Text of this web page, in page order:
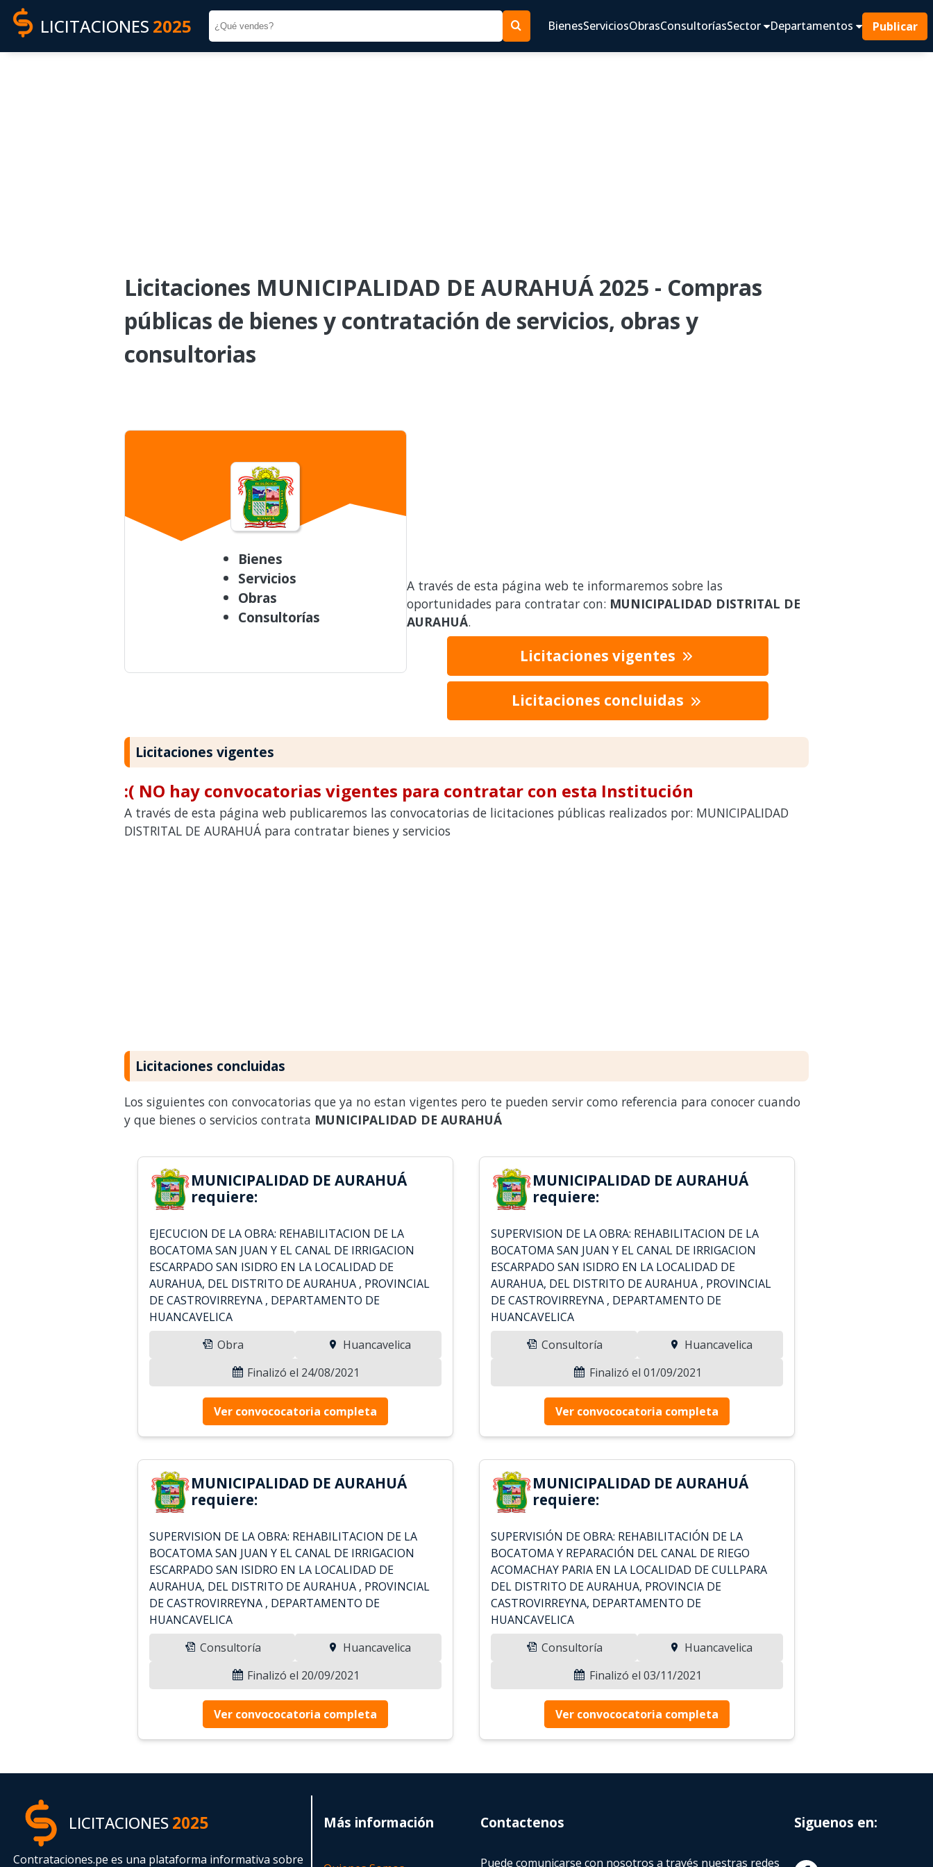
LICITACIONES 2025 BienesServiciosObrasConsultoríasSector Departamentos Publicar
Licitaciones MUNICIPALIDAD DE AURAHUÁ 2025 - Compras
públicas de bienes y contratación de servicios, obras y
consultorias
Bienes
Servicios
Obras
Consultorías
A través de esta página web te informaremos sobre las
oportunidades para contratar con: MUNICIPALIDAD DISTRITAL DE
AURAHUÁ.
Licitaciones vigentes
Licitaciones concluidas
Licitaciones vigentes
:( NO hay convocatorias vigentes para contratar con esta Institución
A través de esta página web publicaremos las convocatorias de licitaciones públicas realizados por: MUNICIPALIDAD
DISTRITAL DE AURAHUÁ para contratar bienes y servicios
Licitaciones concluidas
Los siguientes con convocatorias que ya no estan vigentes pero te pueden servir como referencia para conocer cuando
y que bienes o servicios contrata MUNICIPALIDAD DE AURAHUÁ
MUNICIPALIDAD DE AURAHUÁ
requiere:
EJECUCION DE LA OBRA: REHABILITACION DE LA
BOCATOMA SAN JUAN Y EL CANAL DE IRRIGACION
ESCARPADO SAN ISIDRO EN LA LOCALIDAD DE
AURAHUA, DEL DISTRITO DE AURAHUA , PROVINCIAL
DE CASTROVIRREYNA , DEPARTAMENTO DE
HUANCAVELICA
Obra
Huancavelica
Finalizó el 24/08/2021
Ver convococatoria completa
MUNICIPALIDAD DE AURAHUÁ
requiere:
SUPERVISION DE LA OBRA: REHABILITACION DE LA
BOCATOMA SAN JUAN Y EL CANAL DE IRRIGACION
ESCARPADO SAN ISIDRO EN LA LOCALIDAD DE
AURAHUA, DEL DISTRITO DE AURAHUA , PROVINCIAL
DE CASTROVIRREYNA , DEPARTAMENTO DE
HUANCAVELICA
Consultoría
Huancavelica
Finalizó el 01/09/2021
Ver convococatoria completa
MUNICIPALIDAD DE AURAHUÁ
requiere:
SUPERVISION DE LA OBRA: REHABILITACION DE LA
BOCATOMA SAN JUAN Y EL CANAL DE IRRIGACION
ESCARPADO SAN ISIDRO EN LA LOCALIDAD DE
AURAHUA, DEL DISTRITO DE AURAHUA , PROVINCIAL
DE CASTROVIRREYNA , DEPARTAMENTO DE
HUANCAVELICA
Consultoría
Huancavelica
Finalizó el 20/09/2021
Ver convococatoria completa
MUNICIPALIDAD DE AURAHUÁ
requiere:
SUPERVISIÓN DE OBRA: REHABILITACIÓN DE LA
BOCATOMA Y REPARACIÓN DEL CANAL DE RIEGO
ACOMACHAY PARIA EN LA LOCALIDAD DE CULLPARA
DEL DISTRITO DE AURAHUA, PROVINCIA DE
CASTROVIRREYNA, DEPARTAMENTO DE
HUANCAVELICA
Consultoría
Huancavelica
Finalizó el 03/11/2021
Ver convococatoria completa
LICITACIONES2025
Contrataciones.pe es una plataforma informativa sobre
Más información Contactenos
Puede comunicarse con nosotros a través nuestras redes
Siguenos en: